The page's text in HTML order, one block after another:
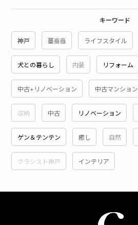
キーワード
神戸 蔓薔薇 ライフスタイル
犬との暮らし 内装 リフォーム
中古+リノベーション 中古マンション
収納 中古 リノベーション
ゲン＆テンテン 癒し 自然
クラシスト神戸 インテリア